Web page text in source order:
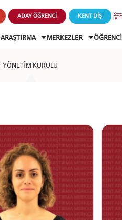
ADAY ÖĞRENCİ KENT DİŞ
ARAŞTIRMA MERKEZLER ÖĞRENCİ
YÖNETİM KURULU